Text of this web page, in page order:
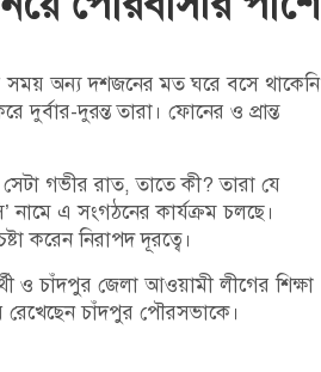
t
সময় অন্য দশজনের মত ঘরে বসে থাকেনি
দুরন্ত তারা। ফোনের ও প্রান্ত
গভীর রাত, তাতে কী? তারা যে
নামে এ সংগঠনের কার্যক্রম চলছে।
করেন নিরাপদ দূরত্বে।
ও চাঁদপুর জেলা আওয়ামী লীগের শিক্ষা
চাঁদপুর পৌরসভাকে।